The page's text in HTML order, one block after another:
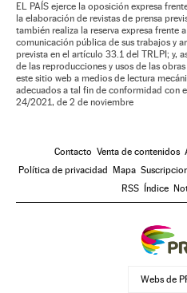
EL PAÍS ejerce la oposición expresa
la elaboración de revistas de prensa
también realiza la reserva expresa frente
comunicación pública de sus trabajos y
prevista en el artículo 33.1 del TRLPI; y,
de las reproducciones y usos de las
este sitio web a medios de lectura
adecuados a tal fin de conformidad con
24/2021, de 2 de noviembre
Contacto Venta de contenidos
Política de privacidad
Mapa
RSS
Índice
Webs de